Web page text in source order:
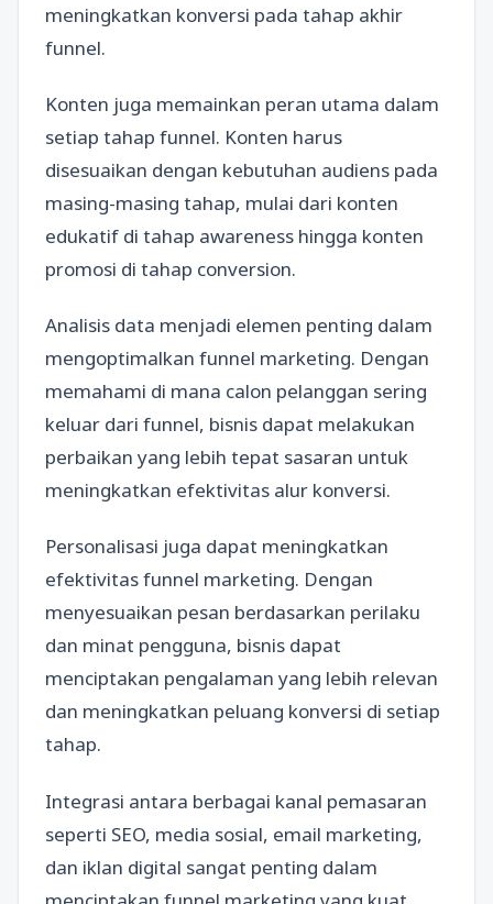
meningkatkan konversi pada tahap akhir
funnel.
Konten juga memainkan peran utama dalam
setiap tahap funnel. Konten harus
disesuaikan dengan kebutuhan audiens pada
masing-masing tahap, mulai dari konten
edukatif di tahap awareness hingga konten
promosi di tahap conversion.
Analisis data menjadi elemen penting dalam
mengoptimalkan funnel marketing. Dengan
memahami di mana calon pelanggan sering
keluar dari funnel, bisnis dapat melakukan
perbaikan yang lebih tepat sasaran untuk
meningkatkan efektivitas alur konversi.
Personalisasi juga dapat meningkatkan
efektivitas funnel marketing. Dengan
menyesuaikan pesan berdasarkan perilaku
dan minat pengguna, bisnis dapat
menciptakan pengalaman yang lebih relevan
dan meningkatkan peluang konversi di setiap
tahap.
Integrasi antara berbagai kanal pemasaran
seperti SEO, media sosial, email marketing,
dan iklan digital sangat penting dalam